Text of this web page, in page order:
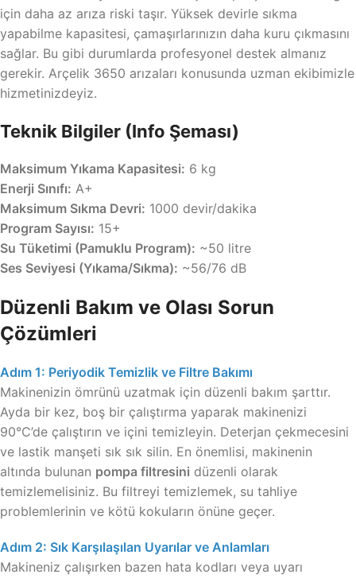
için daha az arıza riski taşır. Yüksek devirle sıkma
yapabilme kapasitesi, çamaşırlarınızın daha kuru çıkmasını
sağlar. Bu gibi durumlarda profesyonel destek almanız
gerekir. Arçelik 3650 arızaları konusunda uzman ekibimizle
hizmetinizdeyiz.
Teknik Bilgiler (Info Şeması)
Maksimum Yıkama Kapasitesi: 6 kg
Enerji Sınıfı: A+
Maksimum Sıkma Devri: 1000 devir/dakika
Program Sayısı: 15+
Su Tüketimi (Pamuklu Program): ~50 litre
Ses Seviyesi (Yıkama/Sıkma): ~56/76 dB
Düzenli Bakım ve Olası Sorun
Çözümleri
Adım 1: Periyodik Temizlik ve Filtre Bakımı
Makinenizin ömrünü uzatmak için düzenli bakım şarttır.
Ayda bir kez, boş bir çalıştırma yaparak makinenizi
90°C’de çalıştırın ve içini temizleyin. Deterjan çekmecesini
ve lastik manşeti sık sık silin. En önemlisi, makinenin
altında bulunan pompa filtresini düzenli olarak
temizlemelisiniz. Bu filtreyi temizlemek, su tahliye
problemlerinin ve kötü kokuların önüne geçer.
Adım 2: Sık Karşılaşılan Uyarılar ve Anlamları
Makineniz çalışırken bazen hata kodları veya uyarı